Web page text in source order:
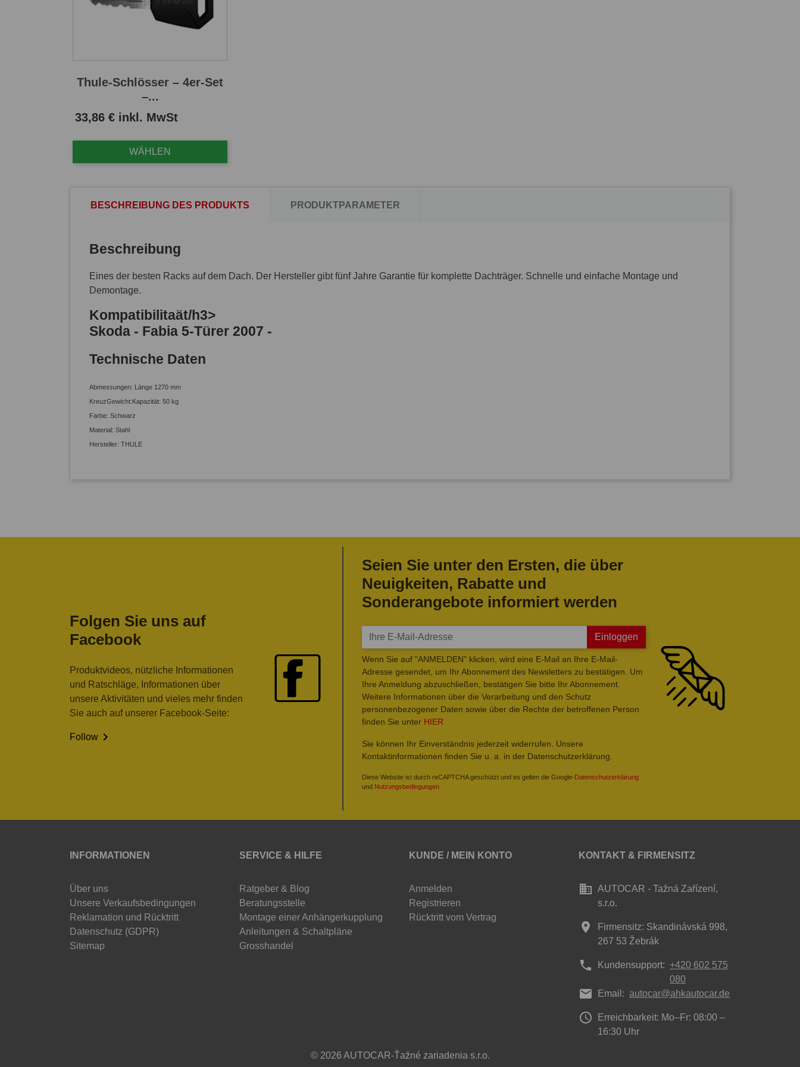
Thule-Schlösser – 4er-Set
–...
Preis
33,86 € inkl. MwSt
WÄHLEN
BESCHREIBUNG DES PRODUKTS PRODUKTPARAMETER
Beschreibung
Eines der besten Racks auf dem Dach. Der Hersteller gibt fünf Jahre Garantie für komplette Dachträger. Schnelle und einfache Montage und
Demontage.
Kompatibilitaät/h3>
Skoda - Fabia 5-Türer 2007 -
Technische Daten
Abmessungen: Länge 1270 mm
KreuzGewicht:Kapazität: 50 kg
Farbe: Schwarz
Material: Stahl
Hersteller: THULE
Folgen Sie uns auf
Facebook
Produktvideos, nützliche Informationen
und Ratschläge, Informationen über
unsere Aktivitäten und vieles mehr finden
Sie auch auf unserer Facebook-Seite:
Follow 
Seien Sie unter den Ersten, die über
Neuigkeiten, Rabatte und
Sonderangebote informiert werden
Einloggen
Wenn Sie auf "ANMELDEN" klicken, wird eine E-Mail an Ihre E-Mail-
Adresse gesendet, um Ihr Abonnement des Newsletters zu bestätigen. Um
Ihre Anmeldung abzuschließen, bestätigen Sie bitte Ihr Abonnement.
Weitere Informationen über die Verarbeitung und den Schutz
personenbezogener Daten sowie über die Rechte der betroffenen Person
finden Sie unter HIER
Sie können Ihr Einverständnis jederzeit widerrufen. Unsere
Kontaktinformationen finden Sie u. a. in der Datenschutzerklärung.
Diese Website ist durch reCAPTCHA geschützt und es gelten die Google-Datenschutzerklärung
und Nutzungsbedingungen
INFORMATIONEN
Über uns
Unsere Verkaufsbedingungen
Reklamation und Rücktritt
Datenschutz (GDPR)
Sitemap
SERVICE & HILFE
Ratgeber & Blog
Beratungsstelle
Montage einer Anhängerkupplung
Anleitungen & Schaltpläne
Grosshandel
KUNDE / MEIN KONTO
Anmelden
Registrieren
Rücktritt vom Vertrag
KONTAKT & FIRMENSITZ
business AUTOCAR - Tažná Zařízení,
s.r.o.
place
Firmensitz: Skandinávská 998,
267 53 Žebrák
phone Kundensupport: +420 602 575
080
mail Email: autocar@ahkautocar.de
access_time
Erreichbarkeit: Mo–Fr: 08:00 –
16:30 Uhr
© 2026 AUTOCAR-Ťažné zariadenia s.r.o.